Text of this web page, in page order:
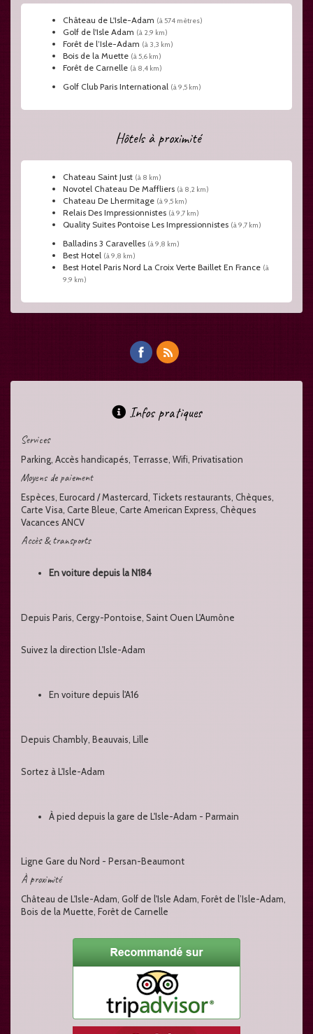
Château de L'Isle-Adam (à 574 mètres)
Golf de l'Isle Adam (à 2,9 km)
Forêt de l’Isle-Adam (à 3,3 km)
Bois de la Muette (à 5,6 km)
Forêt de Carnelle (à 8,4 km)
Golf Club Paris International (à 9,5 km)
Hôtels à proximité
Chateau Saint Just (à 8 km)
Novotel Chateau De Maffliers (à 8,2 km)
Chateau De Lhermitage (à 9,5 km)
Relais Des Impressionnistes (à 9,7 km)
Quality Suites Pontoise Les Impressionnistes (à 9,7 km)
Balladins 3 Caravelles (à 9,8 km)
Best Hotel (à 9,8 km)
Best Hotel Paris Nord La Croix Verte Baillet En France (à
9,9 km)
Infos pratiques
Services
Parking, Accès handicapés, Terrasse, Wifi, Privatisation
Moyens de paiement
Espèces, Eurocard / Mastercard, Tickets restaurants, Chèques,
Carte Visa, Carte Bleue, Carte American Express, Chèques
Vacances ANCV
Accès & transports
En voiture depuis la N184
Depuis Paris, Cergy-Pontoise, Saint Ouen L'Aumône
Suivez la direction L'Isle-Adam
En voiture depuis l'A16
Depuis Chambly, Beauvais, Lille
Sortez à L'Isle-Adam
À pied depuis la gare de L'Isle-Adam - Parmain
Ligne Gare du Nord - Persan-Beaumont
À proximité
Château de L'Isle-Adam, Golf de l'Isle Adam, Forêt de l’Isle-Adam,
Bois de la Muette, Forêt de Carnelle